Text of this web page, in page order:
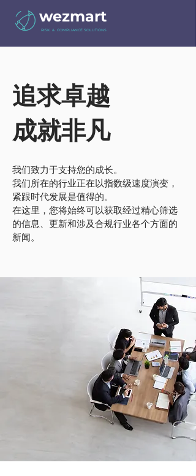
wezmart
RISK & COMPLIANCE SOLUTIONS
追求卓越
成就非凡
我们致力于支持您的成长。
我们所在的行业正在以指数级速度演变，
紧跟时代发展是值得的。
在这里，您将始终可以获取经过精心筛选
的信息、更新和涉及合规行业各个方面的
新闻。